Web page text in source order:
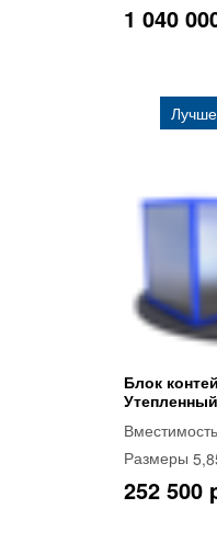
1 040
Блок
Утепленный
Вместимость
Размеры
252 500